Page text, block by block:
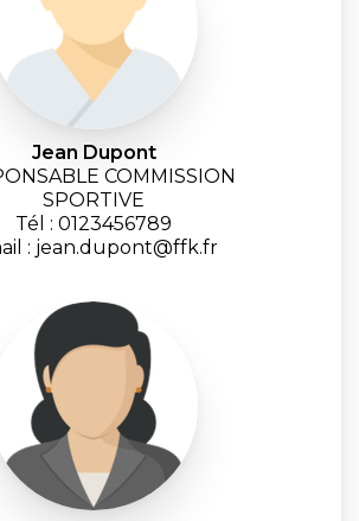
Jean Dupont
COMMISSION
SPORTIVE
Tél : 0123456789
: jean.dupont@ffk.fr